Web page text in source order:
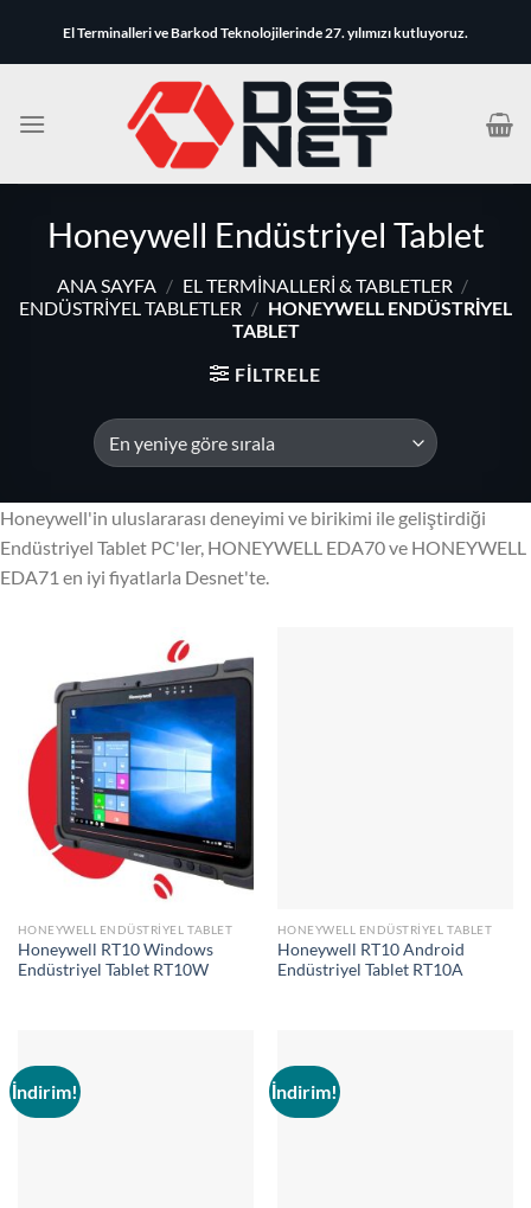
El Terminalleri ve Barkod Teknolojilerinde 27. yılımızı kutluyoruz.
Honeywell Endüstriyel Tablet
ANA SAYFA / EL TERMINALLERI & TABLETLER /
ENDÜSTRIYEL TABLETLER / HONEYWELL ENDÜSTRIYEL
TABLET
FILTRELE
Honeywell'in uluslararası deneyimi ve birikimi ile geliştirdiği
Endüstriyel Tablet PC'ler, HONEYWELL EDA70 ve HONEYWELL
EDA71 en iyi fiyatlarla Desnet'te.
HONEYWELL ENDÜSTRIYEL TABLET
Honeywell RT10 Windows
Endüstriyel Tablet RT10W
HONEYWELL ENDÜSTRIYEL TABLET
Honeywell RT10 Android
Endüstriyel Tablet RT10A
İndirim! İndirim!